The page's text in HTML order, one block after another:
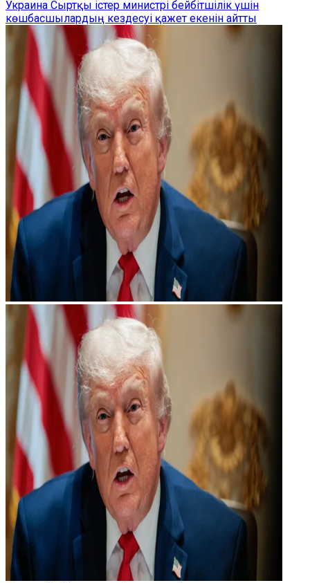
Украина Сыртқы істер министрі бейбітшілік үшін
көшбасшылардың кездесуі қажет екенін айтты